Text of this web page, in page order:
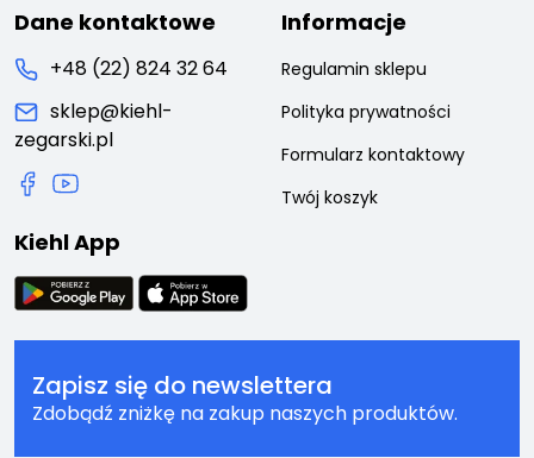
Dane kontaktowe
+48 (22) 824 32 64
sklep@kiehl-
zegarski.pl
Kiehl App
Informacje
Regulamin sklepu
Polityka prywatności
Formularz kontaktowy
Twój koszyk
Zapisz się do newslettera
Zdobądź zniżkę na zakup naszych produktów.